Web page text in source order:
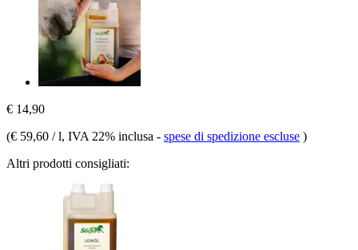
€ 14,90
(€ 59,60 / l, IVA 22% inclusa - spese di spedizione escluse )
Altri prodotti consigliati: